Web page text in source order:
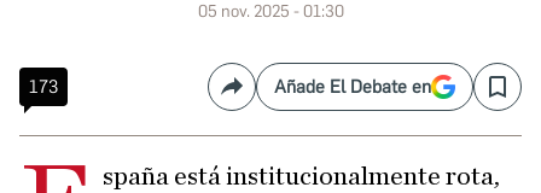
05 nov. 2025 - 01:30
173 CompartirAñade El Debate en Save
spaña está institucionalmente rota,